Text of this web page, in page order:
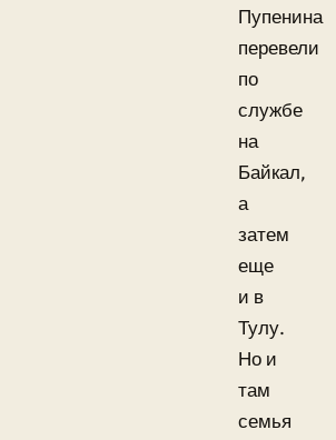
Пупенина
перевели
по
службе
на
Байкал,
а
затем
еще
и в
Тулу.
Но и
там
семья